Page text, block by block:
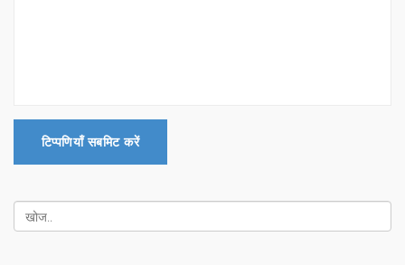
टिप्पणियाँ सबमिट करें